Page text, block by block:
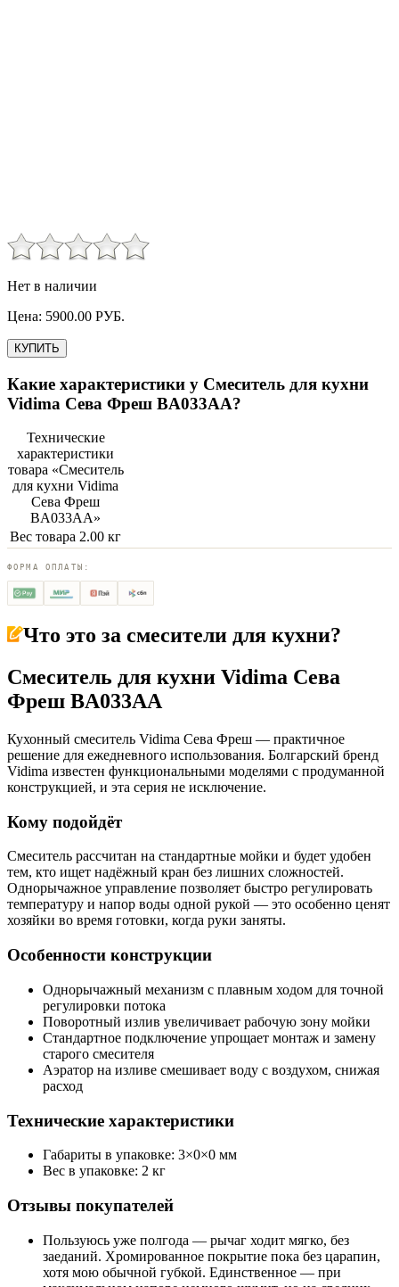
Нет в наличии
Цена: 5900.00 РУБ.
КУПИТЬ
Какие характеристики у Смеситель для кухни
Vidima Сева Фреш BA033AA?
Технические
характеристики
товара «Смеситель
для кухни Vidima
Сева Фреш
BA033AA»
Вес товара 2.00 кг
ФОРМА ОПЛАТЫ:
Что это за смесители для кухни?
Смеситель для кухни Vidima Сева
Фреш BA033AA
Кухонный смеситель Vidima Сева Фреш — практичное
решение для ежедневного использования. Болгарский бренд
Vidima известен функциональными моделями с продуманной
конструкцией, и эта серия не исключение.
Кому подойдёт
Смеситель рассчитан на стандартные мойки и будет удобен
тем, кто ищет надёжный кран без лишних сложностей.
Однорычажное управление позволяет быстро регулировать
температуру и напор воды одной рукой — это особенно ценят
хозяйки во время готовки, когда руки заняты.
Особенности конструкции
Однорычажный механизм с плавным ходом для точной
регулировки потока
Поворотный излив увеличивает рабочую зону мойки
Стандартное подключение упрощает монтаж и замену
старого смесителя
Аэратор на изливе смешивает воду с воздухом, снижая
расход
Технические характеристики
Габариты в упаковке: 3×0×0 мм
Вес в упаковке: 2 кг
Отзывы покупателей
Пользуюсь уже полгода — рычаг ходит мягко, без
заеданий. Хромированное покрытие пока без царапин,
хотя мою обычной губкой. Единственное — при